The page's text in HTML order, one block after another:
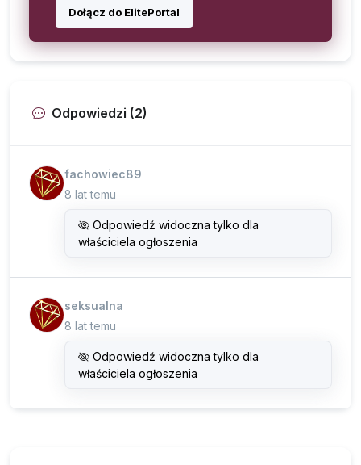
Dołącz do ElitePortal
Odpowiedzi (2)
fachowiec89
8 lat temu
Odpowiedź widoczna tylko dla
właściciela ogłoszenia
seksualna
8 lat temu
Odpowiedź widoczna tylko dla
właściciela ogłoszenia